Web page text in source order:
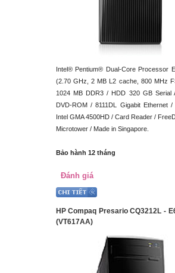
Intel® Pentium® Dual-Core Processor
(2.70 GHz, 2 MB L2 cache, 800 MHz
1024 MB DDR3 / HDD 320 GB Serial
DVD-ROM / 8111DL Gigabit Ethernet /
Intel GMA 4500HD / Card Reader /
Microtower / Made in Singapore.
Bảo hành 12 tháng
Đánh giá
HP Compaq Presario CQ3212L -
(VT617AA)